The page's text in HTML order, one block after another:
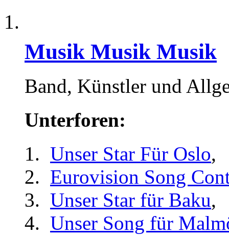
Musik Musik Musik
Band, Künstler und
Unterforen:
Unser Star Für Oslo,
Eurovision Song
Unser Star für Baku,
Unser Song für